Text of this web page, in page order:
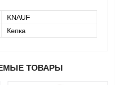
KNAUF
Кепка
ТОВАРЫ